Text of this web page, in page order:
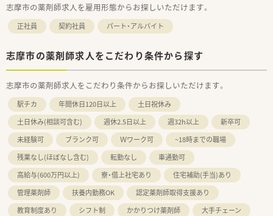
志摩市の薬剤師求人を雇用形態からお探しいただけます。
正社員 契約社員 パート・アルバイト
志摩市の薬剤師求人をこだわり条件から探す
志摩市の薬剤師求人をこだわり条件からお探しいただけます。
駅チカ 年間休日120日以上
土日祝休み
土日休み(相談可含む)
週休2.5日以上 週32h以上
新卒可
未経験可
ブランク可 Ｗワーク可
~18時までの職場
残業なし(ほぼなし含む)
転勤なし
車通勤可
高給与(600万円以上)
寮・借上社宅あり
住宅補助(手当)あり
管理薬剤師
扶養内勤務OK
認定薬剤師取得支援あり
教育制度あり
シフト制 かかりつけ薬剤師
大手チェーン